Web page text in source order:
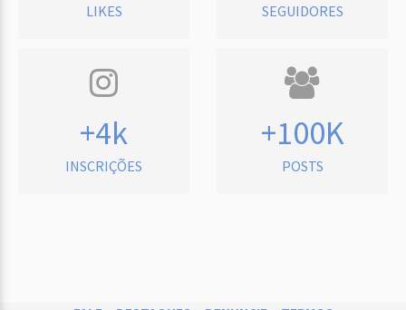
LIKES SEGUIDORES
+4k
INSCRIÇÕES
+100K
POSTS